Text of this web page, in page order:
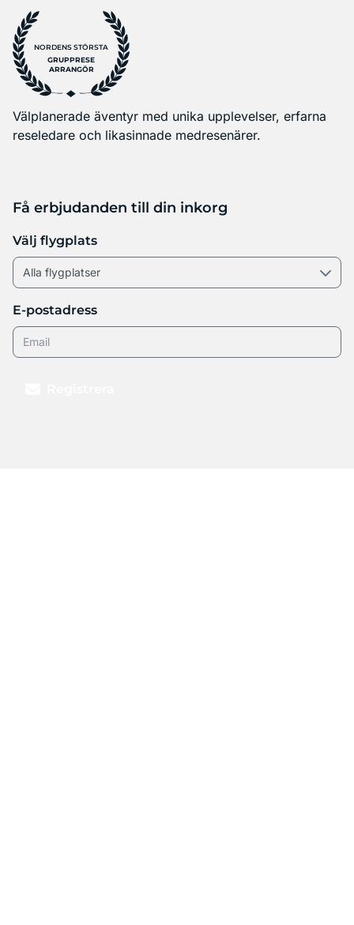
NORDENS STÖRSTA
GRUPPRESE
ARRANGÖR
Välplanerade äventyr med unika upplevelser, erfarna
reseledare och likasinnade medresenärer.
Få erbjudanden till din inkorg
Välj flygplats
E-postadress